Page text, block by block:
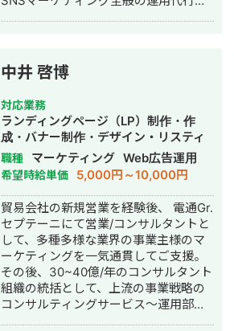
食・美容・クリニック）/ 人材紹介 / ス
円〜 / 月額5万円〜） ②広告運用代行
（固定5万円 / 手数料20％）
レクターとして活動 2024年〜 合同
会社TIM アカウントプランナー(現任)
弊社の事業内容と実績をまとめており
ます。 ナショナルクライアントから中
小企業まで幅広く対応実績がありま
す。 ●事業内容 ・SNS運用代行 ・
SNSメディア構築、運営 ・SNSコンサ
ルティング ●運用実績まとめ ▶︎不動
産・住宅メディア運用 運用1年6ヶ月で
合計20件の注文住宅の成約獲得 ▶︎採用
ジャンル 薬学系企業様の新卒採用アカ
ウント 運用6ヶ月: フォロワー400人で
Instagram経由の 新卒エ
ントリー者60名以上獲得 社会的養護施
設の施設職員採用アカウント 運用1年:
フォロワー3000人でInstagram経由の
会員登録者40名以上獲得 ▶︎
中井 啓博
対応業務
ランディングページ（LP）制作・作
成・バナー制作・デザイン・リスティ
ング広告運用代行・営業代行・採用代
行
職種 マーケティング Web広告運用
希望時給単価 5,000円～10,000円
貿易会社の新規営業を経験後、 電通Gr.
セプテーニにて営業/コンサルタントと
して、多種多様な業界の事業主様のマ
ーケティングを一気通貫してご支援。
その後、30~40億/年のコンサルタント
組織の統括として、上流の事業戦略の
コンサルティングサービス～運用部隊